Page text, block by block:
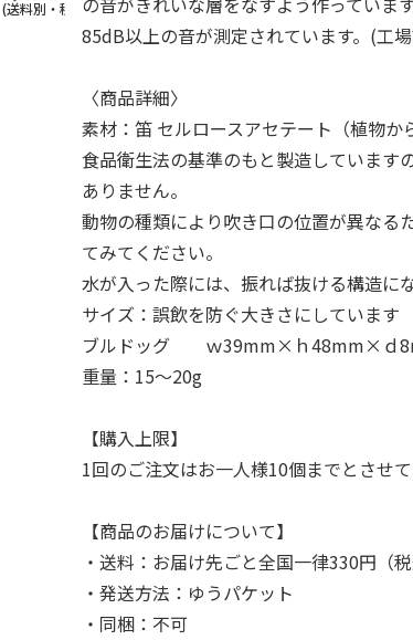
(送料別・税込) (送料別・税込) (送料別・税込)
85dB以上の音が測定されています。(工
〈商品詳細〉
素材：笛 セルロースアセテート（植物か
食品衛生法の基準のもと製造しています
ありません。
動物の種類により吹き口の位置が異なる
てみてください。
水が入った際には、振れば抜ける構造に
サイズ：誤飲を防ぐ大きさにしています
ブルドッグ ｗ39mm×ｈ48mm×ｄ
重量：15～20g
【購入上限】
1回のご注文はお一人様10個までとさせて
【商品のお届けについて】
・送料：お届け先ごと全国一律330円（税
・発送方法：ゆうパケット
・同梱：不可